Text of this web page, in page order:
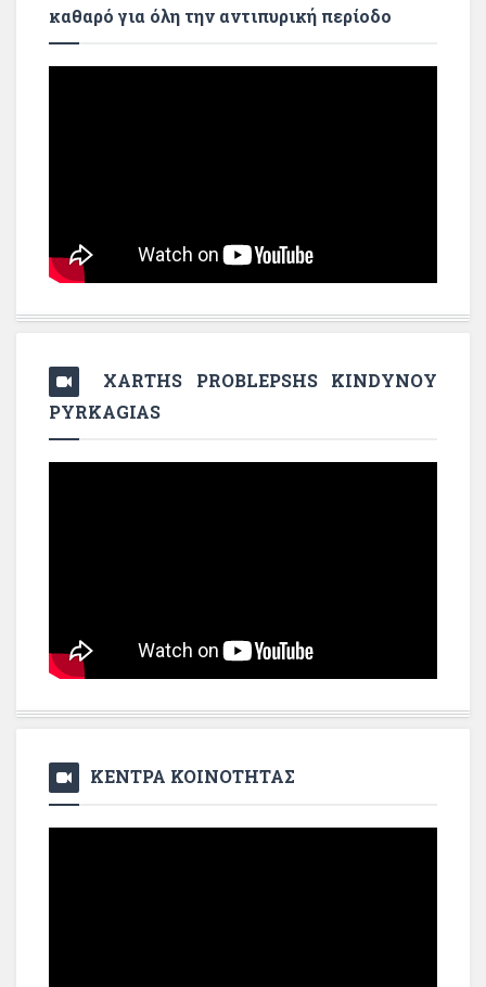
καθαρό για όλη την αντιπυρική περίοδο
XARTHS PROBLEPSHS KINDYNOY
PYRKAGIAS
ΚΕΝΤΡΑ ΚΟΙΝΟΤΗΤΑΣ